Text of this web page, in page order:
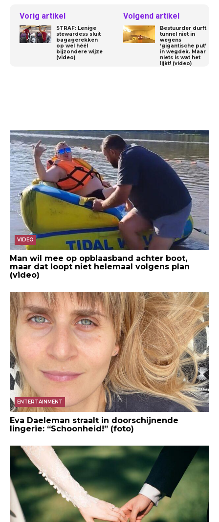
Vorig artikel
STRAF: Lenige
stewardess sluit
bagagerekken
op wel héél
bijzondere wijze
(video)
Volgend artikel
Bestuurder durft
tunnel niet in
wegens
‘gigantische put’
in wegdek. Maar
niets is wat het
lijkt! (video)
VIDEO
Man wil mee op opblaasband achter boot,
maar dat loopt niet helemaal volgens plan
(video)
ENTERTAINMENT
Eva Daeleman straalt in doorschijnende
lingerie: “Schoonheid!” (foto)